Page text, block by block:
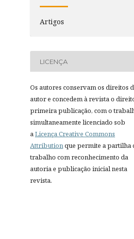
Artigos
LICENÇA
Os autores conservam os direitos
autor e concedem à revista o
primeira publicação, com o
simultaneamente licenciado sob
aLicença Creative Commons
Attributionque permite a partilha
trabalho com reconhecimento da
autoria e publicação inicial nesta
revista.